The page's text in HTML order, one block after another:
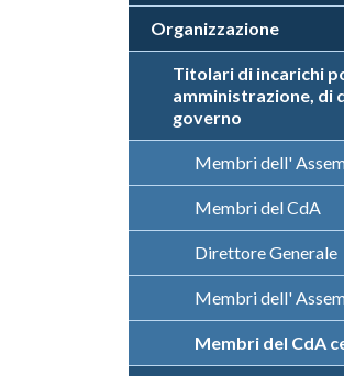
Organizzazione
Titolari di incarichi
amministrazione, di
governo
Membri dell'
Membri del CdA
Direttore Generale
Membri dell'
Membri del CdA